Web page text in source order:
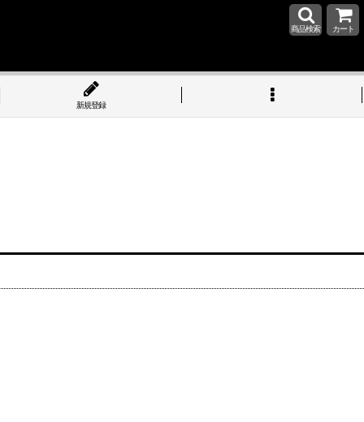
商品検索 カート
新規登録